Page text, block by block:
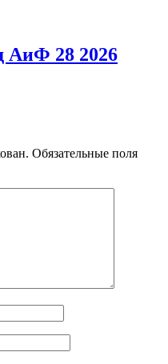
АиФ 28 2026
Обязательные поля